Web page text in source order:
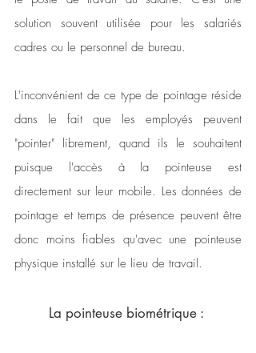
solution souvent utilisée pour les salariés
cadres ou le personnel de bureau.
L'inconvénient de ce type de pointage réside
dans le fait que les employés peuvent
"pointer" librement, quand ils le souhaitent
puisque l'accès à la pointeuse est
directement sur leur mobile. Les données de
pointage et temps de présence peuvent être
donc moins fiables qu'avec une pointeuse
physique installé sur le lieu de travail.
La pointeuse biométrique :